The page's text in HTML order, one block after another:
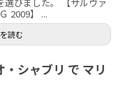
2009】 ...
読む
シャブリ で マリ